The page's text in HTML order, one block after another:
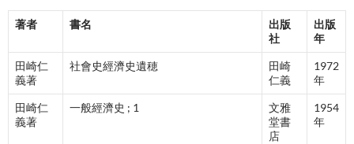
著者 書名
出版
社
出版
年
田崎仁
義著
社會史經濟史遺穂
田崎
仁義
1972
年
田崎仁
義著
一般經濟史 ; 1
文雅
堂書
店
1954
年